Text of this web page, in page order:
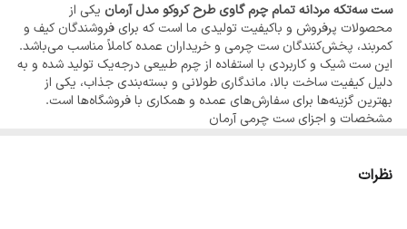
ست سه‌تکه مردانه تمام چرم گاوی طرح کروکو مدل آرمان یکی از
محصولات پرفروش و باکیفیت تولیدی ما است که برای فروشندگان کیف و
کمربند، پخش‌کنندگان ست چرمی و خریداران عمده کاملاً مناسب می‌باشد.
این ست شیک و کاربردی با استفاده از چرم طبیعی درجه‌یک تولید شده و به
دلیل کیفیت ساخت بالا، ماندگاری طولانی و بسته‌بندی جذاب، یکی از
بهترین گزینه‌ها برای سفارش‌های عمده و همکاری با فروشگاه‌ها است.
مشخصات و اجزای ست چرمی آرمان
مناسب استفاده روزمره و رسمی.
نظرات